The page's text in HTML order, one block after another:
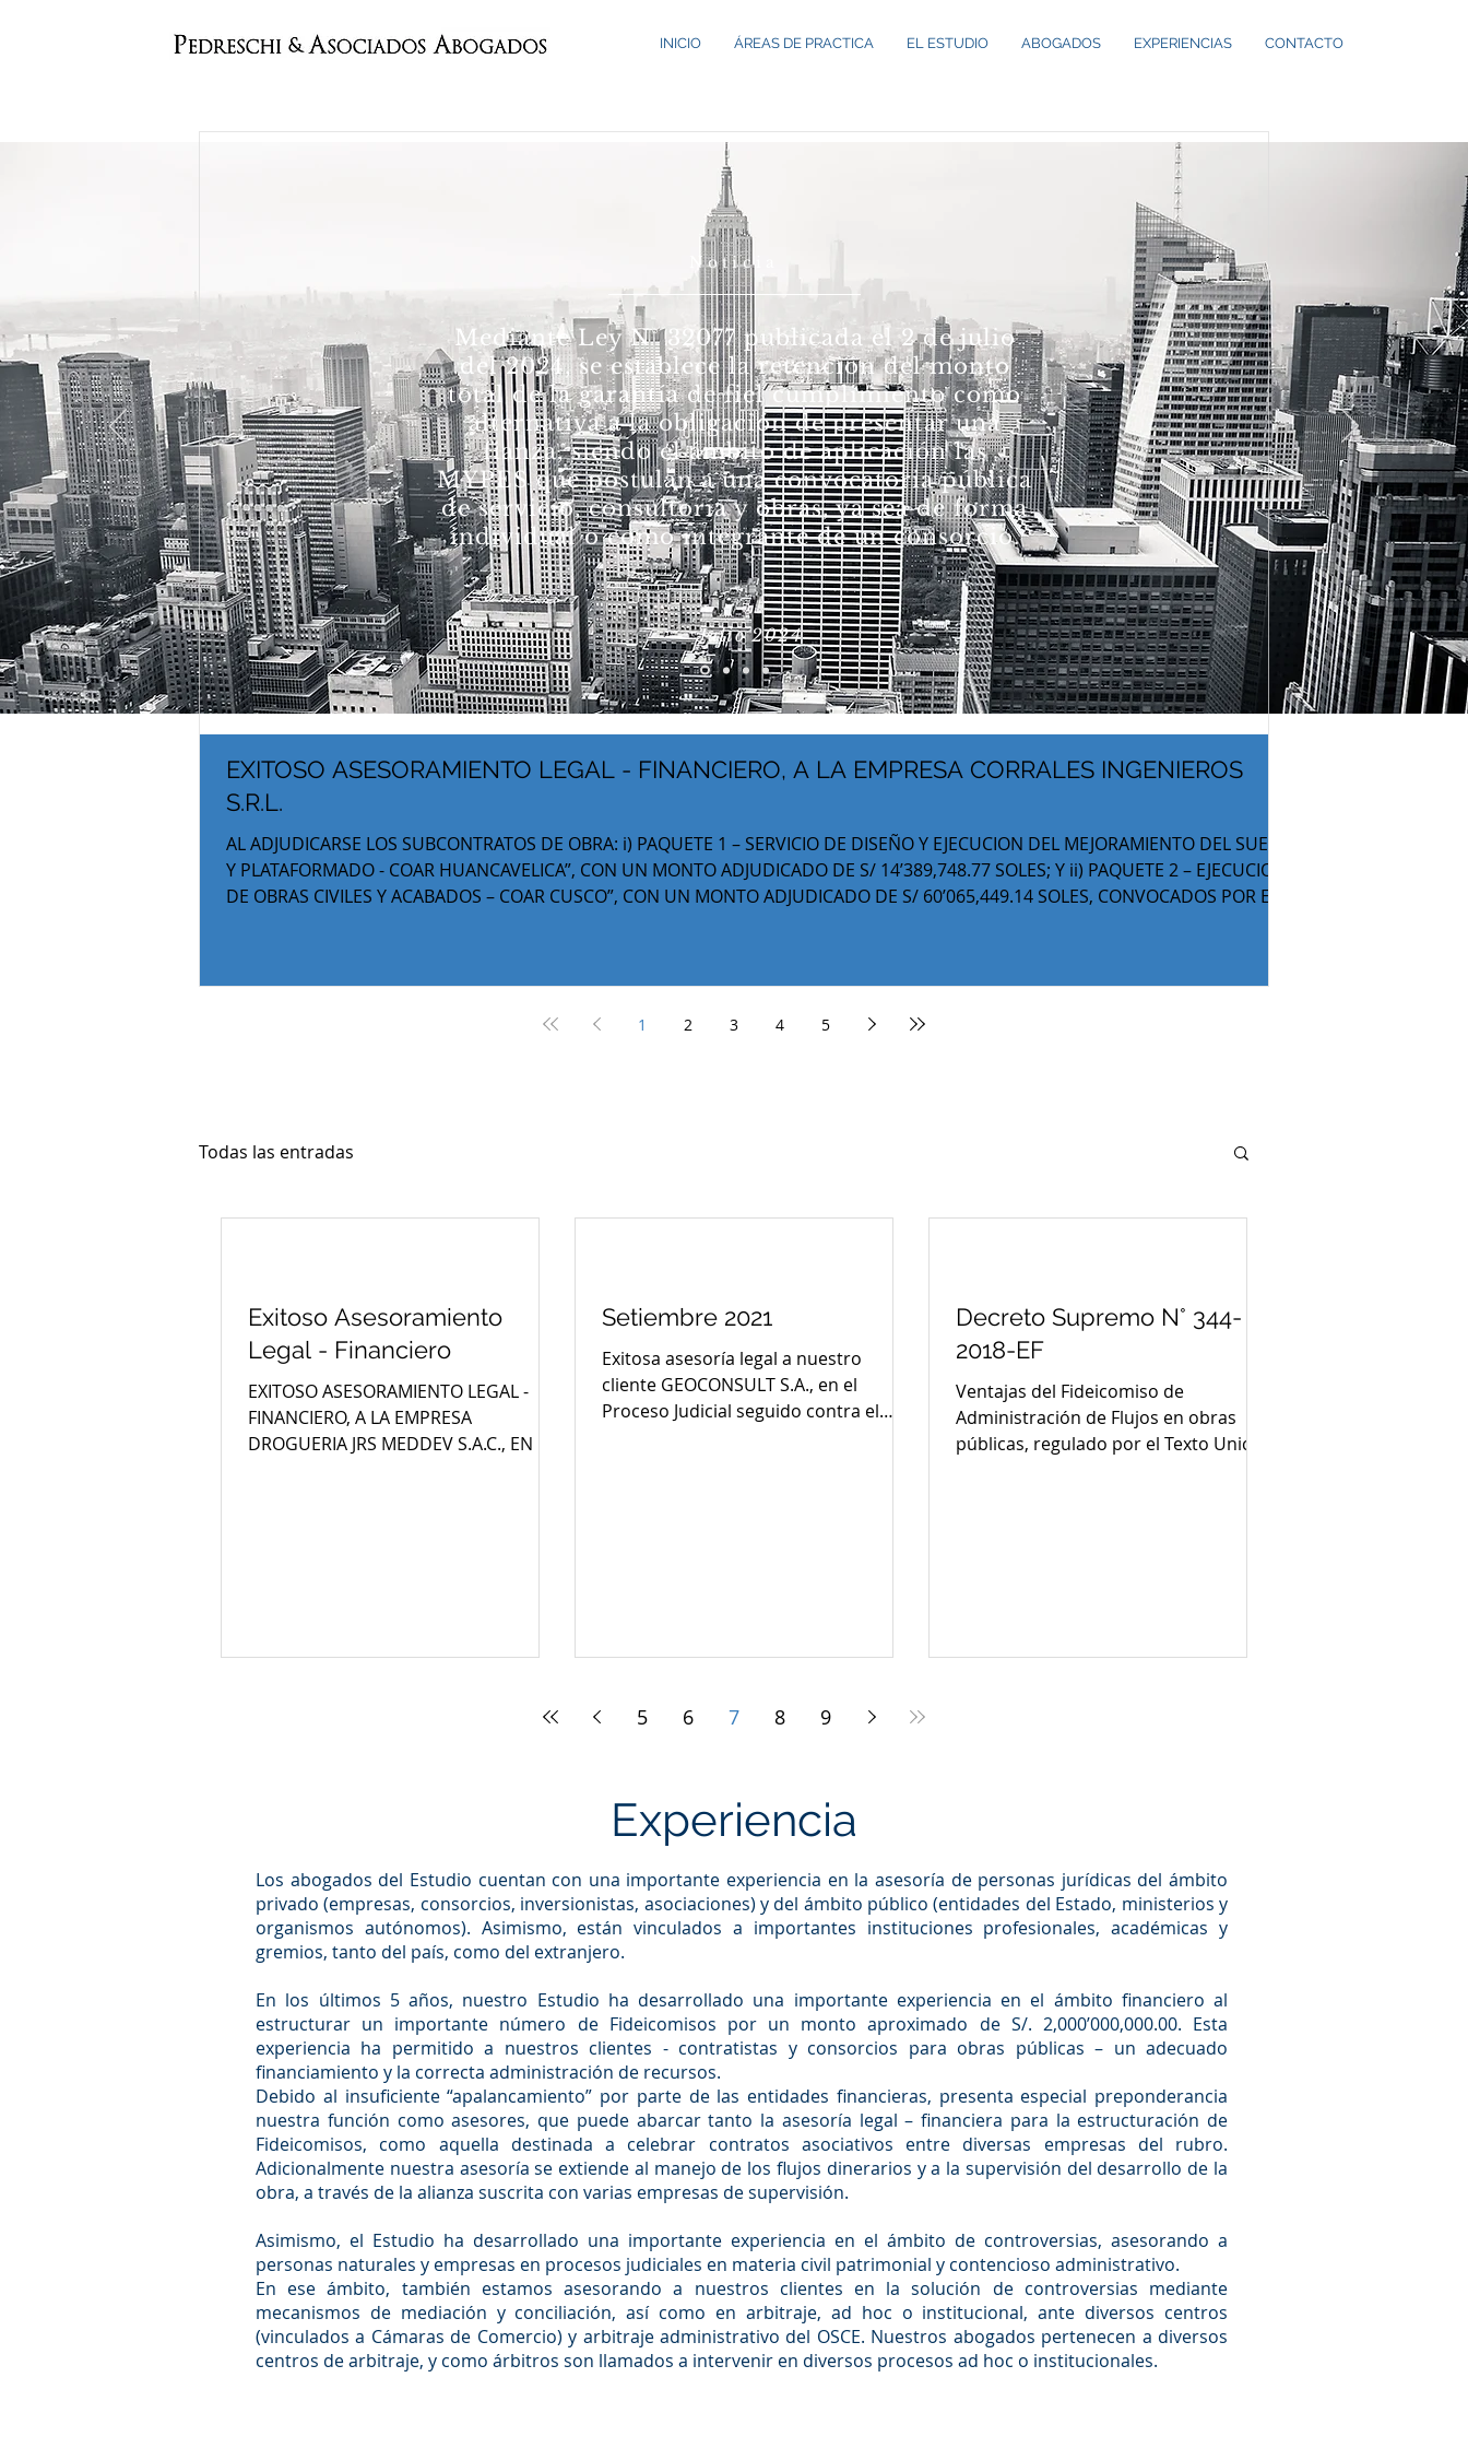
INICIO ÁREAS DE PRACTICA EL ESTUDIO ABOGADOS EXPERIENCIAS CONTACTO
​Noticia
Mediante Ley N° 32077 publicada el 2 de julio
del 2024, se establece la retención del monto
total de la garantía de fiel cumplimiento como
alternativa a la obligación de presentar una
fianza, siendo el ámbito de aplicación las
MYPES que postulan a una convocatoria pública
de servicio, consultoría y obras, ya sea de forma
individual o como integrante de un consorcio.
— Julio 2024
EXITOSO ASESORAMIENTO LEGAL - FINANCIERO, A LA EMPRESA CORRALES INGENIEROS
S.R.L.
AL ADJUDICARSE LOS SUBCONTRATOS DE OBRA: i) PAQUETE 1 – SERVICIO DE DISEÑO Y EJECUCION DEL MEJORAMIENTO DEL SUELO
Y PLATAFORMADO - COAR HUANCAVELICA”, CON UN MONTO ADJUDICADO DE S/ 14’389,748.77 SOLES; Y ii) PAQUETE 2 – EJECUCION
DE OBRAS CIVILES Y ACABADOS – COAR CUSCO”, CON UN MONTO ADJUDICADO DE S/ 60’065,449.14 SOLES, CONVOCADOS POR EL
1 2 3 4 5
Todas las entradas
Exitoso Asesoramiento
Legal - Financiero
EXITOSO ASESORAMIENTO LEGAL -
FINANCIERO, A LA EMPRESA
DROGUERIA JRS MEDDEV S.A.C., EN LA
Setiembre 2021
Exitosa asesoría legal a nuestro
cliente GEOCONSULT S.A., en el
Proceso Judicial seguido contra el
Decreto Supremo N° 344-
2018-EF
Ventajas del Fideicomiso de
Administración de Flujos en obras
públicas, regulado por el Texto Unico
5 6 7 8 9
Experiencia
Los abogados del Estudio cuentan con una importante experiencia en la asesoría de personas jurídicas del ámbito
privado (empresas, consorcios, inversionistas, asociaciones) y del ámbito público (entidades del Estado, ministerios y
organismos autónomos). Asimismo, están vinculados a importantes instituciones profesionales, académicas y
gremios, tanto del país, como del extranjero.
En los últimos 5 años, nuestro Estudio ha desarrollado una importante experiencia en el ámbito financiero al
estructurar un importante número de Fideicomisos por un monto aproximado de S/. 2,000’000,000.00. Esta
experiencia ha permitido a nuestros clientes - contratistas y consorcios para obras públicas – un adecuado
financiamiento y la correcta administración de recursos.
Debido al insuficiente “apalancamiento” por parte de las entidades financieras, presenta especial preponderancia
nuestra función como asesores, que puede abarcar tanto la asesoría legal – financiera para la estructuración de
Fideicomisos, como aquella destinada a celebrar contratos asociativos entre diversas empresas del rubro.
Adicionalmente nuestra asesoría se extiende al manejo de los flujos dinerarios y a la supervisión del desarrollo de la
obra, a través de la alianza suscrita con varias empresas de supervisión.
Asimismo, el Estudio ha desarrollado una importante experiencia en el ámbito de controversias, asesorando a
personas naturales y empresas en procesos judiciales en materia civil patrimonial y contencioso administrativo.
En ese ámbito, también estamos asesorando a nuestros clientes en la solución de controversias mediante
mecanismos de mediación y conciliación, así como en arbitraje, ad hoc o institucional, ante diversos centros
(vinculados a Cámaras de Comercio) y arbitraje administrativo del OSCE. Nuestros abogados pertenecen a diversos
centros de arbitraje, y como árbitros son llamados a intervenir en diversos procesos ad hoc o institucionales.